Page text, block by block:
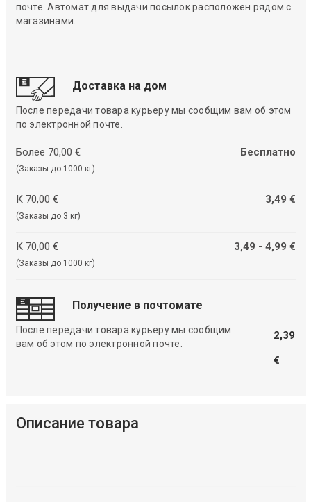
почте. Автомат для выдачи посылок расположен рядом с
магазинами.
Доставка на дом
После передачи товара курьеру мы сообщим вам об этом
по электронной почте.
Более 70,00 €
(Заказы до 1000 кг)
Бесплатно
К 70,00 €
(Заказы до 3 кг)
3,49 €
К 70,00 €
(Заказы до 1000 кг)
3,49 - 4,99 €
Получение в почтомате
После передачи товара курьеру мы сообщим
вам об этом по электронной почте.
2,39
€
Описание товара